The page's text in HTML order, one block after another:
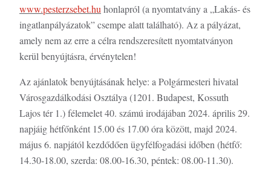
www.pesterzsebet.hu honlapról (a nyomtatvány a „Lakás- és
ingatlanpályázatok” csempe alatt található). Az a pályázat,
amely nem az erre a célra rendszeresített nyomtatványon
kerül benyújtásra, érvénytelen!
Az ajánlatok benyújtásának helye: a Polgármesteri hivatal
Városgazdálkodási Osztálya (1201. Budapest, Kossuth
Lajos tér 1.) félemelet 40. számú irodájában 2024. április 29.
napjáig hétfőnként 15.00 és 17.00 óra között, majd 2024.
május 6. napjától kezdődően ügyfélfogadási időben (hétfő:
14.30-18.00, szerda: 08.00-16.30, péntek: 08.00-11.30).